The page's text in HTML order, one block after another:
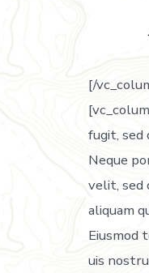
[/
fugit, sed
Neque
velit, sed
aliquam
Eiusmod
uis